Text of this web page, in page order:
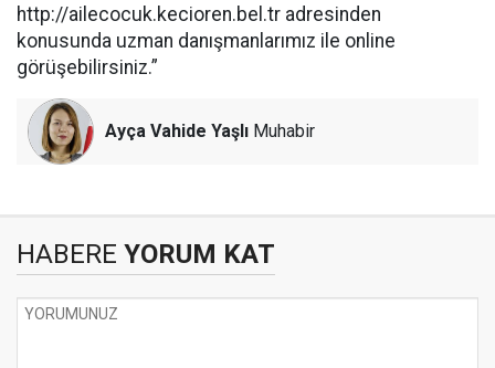
http://ailecocuk.kecioren.bel.tr adresinden
konusunda uzman danışmanlarımız ile online
görüşebilirsiniz.”
Ayça Vahide Yaşlı Muhabir
HABERE YORUM KAT